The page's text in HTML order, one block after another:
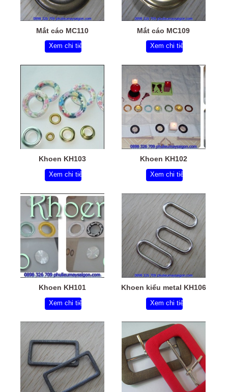
Mắt cáo MC110
Xem chi tiết
Mắt cáo MC109
Xem chi tiết
Khoen KH103
Xem chi tiết
Khoen KH102
Xem chi tiết
Khoen KH101
Xem chi tiết
Khoen kiểu metal KH106
Xem chi tiết